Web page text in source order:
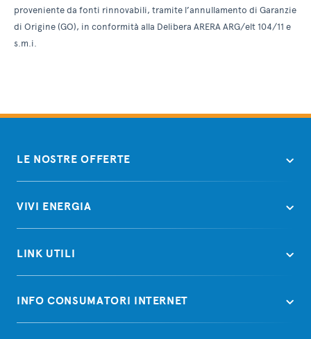
proveniente da fonti rinnovabili, tramite l’annullamento di Garanzie
di Origine (GO), in conformità alla Delibera ARERA ARG/elt 104/11 e
s.m.i.
LE NOSTRE OFFERTE
VIVI ENERGIA
LINK UTILI
INFO CONSUMATORI INTERNET